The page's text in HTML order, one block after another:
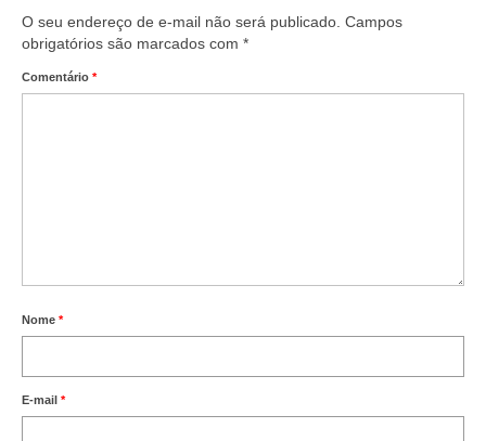
O seu endereço de e-mail não será publicado. Campos
obrigatórios são marcados com *
Comentário *
Nome *
E-mail *